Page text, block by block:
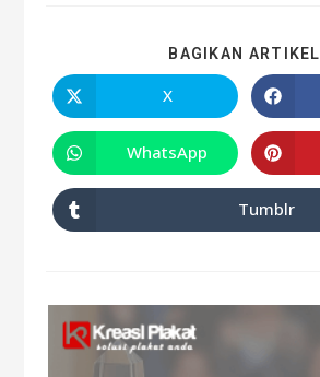
BAGIKAN ARTIKEL
X
WhatsApp
Tumblr